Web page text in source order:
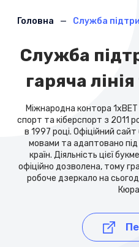
Головна Служба
Служба
гаряча
Міжнародна контора
спорт та кіберспорт з 2011
в 1997 році. Офіційний
мовами та адаптовано під
країн. Діяльність цієї
офіційно дозволена, тому
робоче дзеркало на